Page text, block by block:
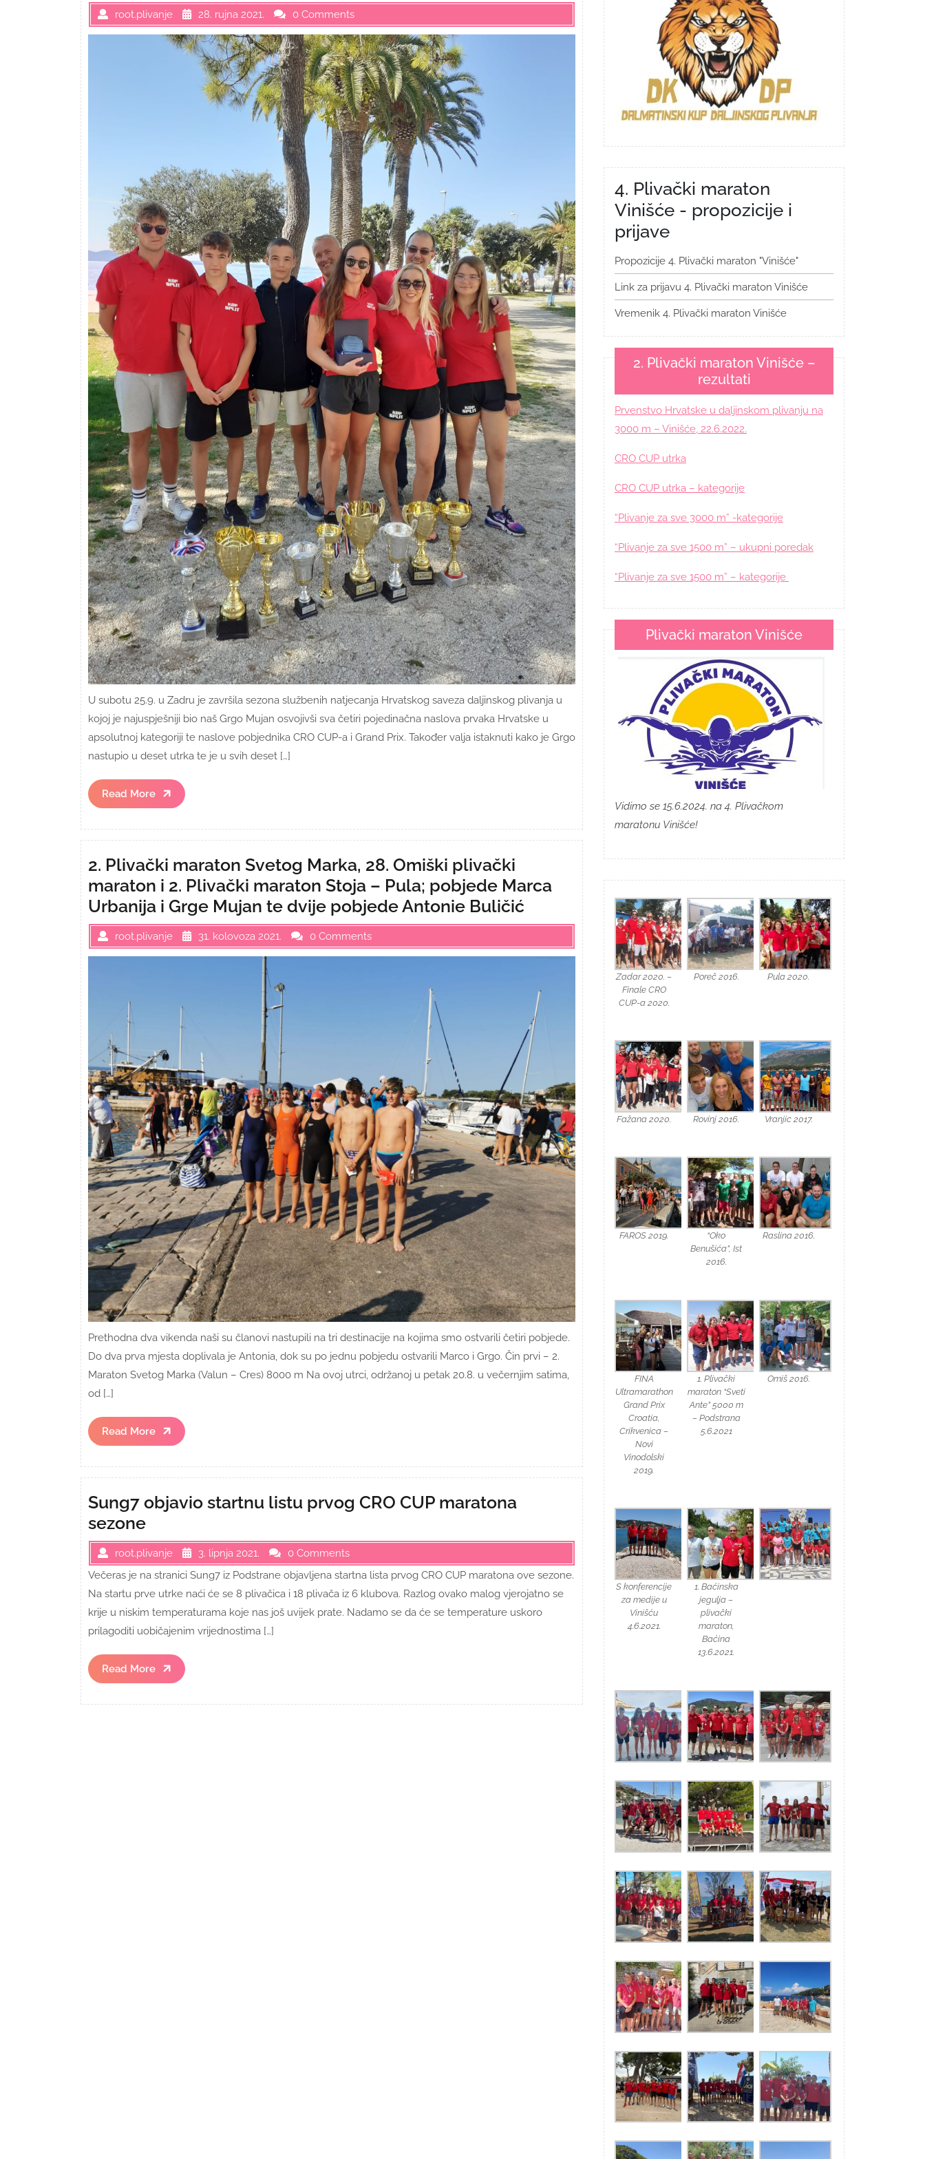
root.plivanje 28. rujna 2021. 0 Comments
U subotu 25.9. u Zadru je završila sezona službenih natjecanja Hrvatskog saveza daljinskog plivanja u
kojoj je najuspješniji bio naš Grgo Mujan osvojivši sva četiri pojedinačna naslova prvaka Hrvatske u
apsolutnoj kategoriji te naslove pobjednika CRO CUP-a i Grand Prix. Također valja istaknuti kako je Grgo
nastupio u deset utrka te je u svih deset […]
Read More
Read
More
2. Plivački maraton Svetog Marka, 28. Omiški plivački
maraton i 2. Plivački maraton Stoja – Pula; pobjede Marca
Urbanija i Grge Mujan te dvije pobjede Antonie Buličić
root.plivanje 31. kolovoza 2021. 0 Comments
Prethodna dva vikenda naši su članovi nastupili na tri destinacije na kojima smo ostvarili četiri pobjede.
Do dva prva mjesta doplivala je Antonia, dok su po jednu pobjedu ostvarili Marco i Grgo. Čin prvi – 2.
Maraton Svetog Marka (Valun – Cres) 8000 m Na ovoj utrci, održanoj u petak 20.8. u večernjim satima,
od […]
Read More
Read
More
Sung7 objavio startnu listu prvog CRO CUP maratona
sezone
root.plivanje 3. lipnja 2021.
0 Comments
Večeras je na stranici Sung7 iz Podstrane objavljena startna lista prvog CRO CUP maratona ove sezone.
Na startu prve utrke naći će se 8 plivačica i 18 plivača iz 6 klubova. Razlog ovako malog vjerojatno se
krije u niskim temperaturama koje nas još uvijek prate. Nadamo se da će se temperature uskoro
prilagoditi uobičajenim vrijednostima […]
Read More
Read
More
4. Plivački maraton
Vinišće - propozicije i
prijave
Propozicije 4. Plivački maraton "Vinišće"
Link za prijavu 4. Plivački maraton Vinišće
Vremenik 4. Plivački maraton Vinišće
2. Plivački maraton Vinišće –
rezultati
Prvenstvo Hrvatske u daljinskom plivanju na
3000 m – Vinišće, 22.6.2022.
CRO CUP utrka
CRO CUP utrka – kategorije
“Plivanje za sve 3000 m” -kategorije
“Plivanje za sve 1500 m” – ukupni poredak
“Plivanje za sve 1500 m” – kategorije
Plivački maraton Vinišće
Vidimo se 15.6.2024. na 4. Plivačkom
maratonu Vinišće!
Zadar 2020. –
Finale CRO
CUP-a 2020.
Poreč 2016. Pula 2020.
Fažana 2020. Rovinj 2016. Vranjic 2017.
FAROS 2019.
“Oko
Benušića”, Ist
2016.
Raslina 2016.
FINA
Ultramarathon
Grand Prix
Croatia,
Crikvenica –
Novi
Vinodolski
2019.
1. Plivački
maraton “Sveti
Ante” 5000 m
– Podstrana
5.6.2021
Omiš 2016.
S konferencije
za medije u
Vinišću
4.6.2021.
1. Baćinska
jegulja –
plivački
maraton,
Baćina
13.6.2021.